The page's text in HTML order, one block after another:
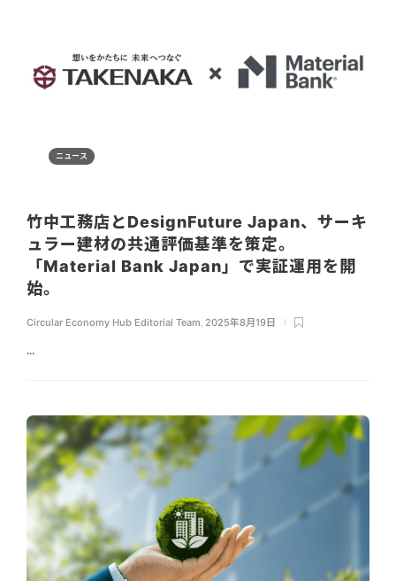
ニュース
竹中工務店とDesignFuture Japan、サーキ
ュラー建材の共通評価基準を策定。
「Material Bank Japan」で実証運用を開
始。
Circular Economy Hub Editorial Team 2025年8月19日
...